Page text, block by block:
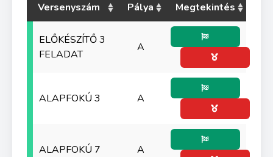
Versenyszám Pálya Megtekintés
ELŐKÉSZÍTŐ 3
FELADAT
A
ALAPFOKÚ 3 A
ALAPFOKÚ 7 A